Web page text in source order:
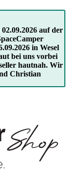
auf der
in Wesel
bei uns vorbei
hautnah. Wir
Christian